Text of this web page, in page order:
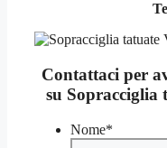
Contattaci per
su Sopracciglia
Nome*